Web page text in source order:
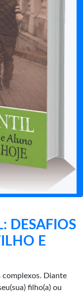
DESAFIOS
E
complexos. Diante
filho(a) ou